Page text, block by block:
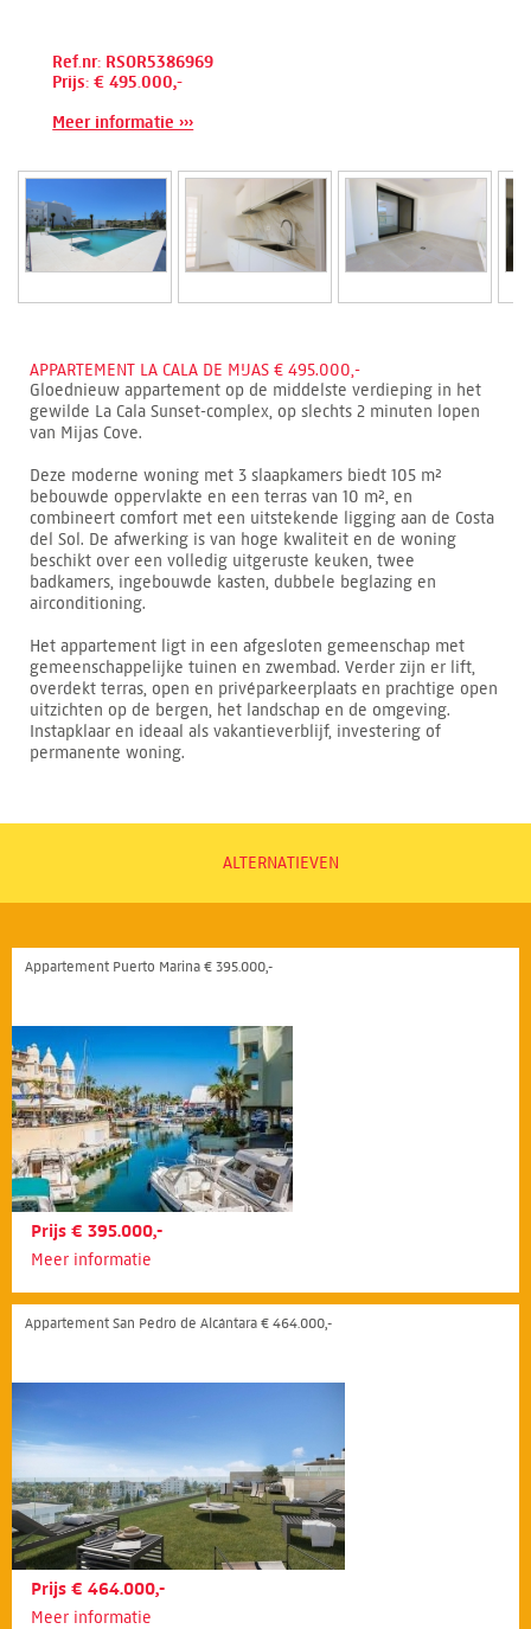
Ref.nr: RSOR5386969
Prijs: € 495.000,-
Meer informatie ›››
APPARTEMENT LA CALA DE MIJAS € 495.000,-
Gloednieuw appartement op de middelste verdieping in het
gewilde La Cala Sunset-complex, op slechts 2 minuten lopen
van Mijas Cove.
Deze moderne woning met 3 slaapkamers biedt 105 m²
bebouwde oppervlakte en een terras van 10 m², en
combineert comfort met een uitstekende ligging aan de Costa
del Sol. De afwerking is van hoge kwaliteit en de woning
beschikt over een volledig uitgeruste keuken, twee
badkamers, ingebouwde kasten, dubbele beglazing en
airconditioning.
Het appartement ligt in een afgesloten gemeenschap met
gemeenschappelijke tuinen en zwembad. Verder zijn er lift,
overdekt terras, open en privéparkeerplaats en prachtige open
uitzichten op de bergen, het landschap en de omgeving.
Instapklaar en ideaal als vakantieverblijf, investering of
permanente woning.
ALTERNATIEVEN
Appartement Puerto Marina € 395.000,-
Prijs € 395.000,-
Meer informatie
Appartement San Pedro de Alcántara € 464.000,-
Prijs € 464.000,-
Meer informatie